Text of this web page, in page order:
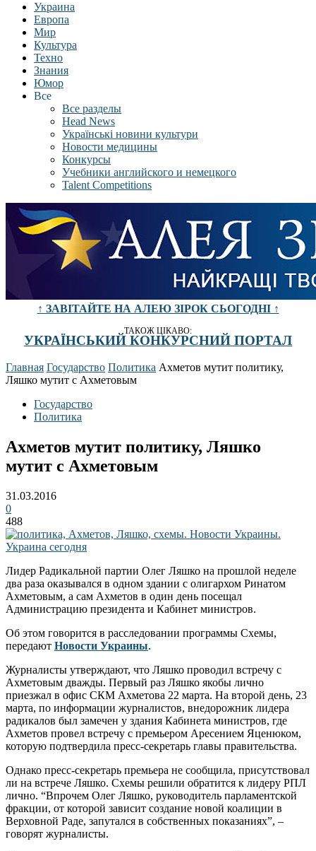
Украина
Европа
Мир
Культура
Техно
Знания
Юмор
Все
Все разделы
Head News
Українські новини культури
Новости медицины
Конкурсы
Учебники английского и немецкого
Talent Competitions
↑ ЗАВІТАЙТЕ НА АЛЕЮ ЗІРОК СЬОГОДНІ ↑
ТАКОЖ ЦІКАВО:
УКРАЇНСЬКИЙ КОНКУРСНИЙ ПОРТАЛ
Главная Государство Политика Ахметов мутит политику,
Ляшко мутит с Ахметовым
Государство
Политика
Ахметов мутит политику, Ляшко
мутит с Ахметовым
31.03.2016
0
488
Лидер Радикальной партии Олег Ляшко на прошлой неделе
два раза оказывался в одном здании с олигархом Ринатом
Ахметовым, а сам Ахметов в один день посещал
Администрацию президента и Кабинет министров.
Об этом говорится в расследовании программы Схемы,
передают Новости Украины.
Журналисты утверждают, что Ляшко проводил встречу с
Ахметовым дважды. Первый раз Ляшко якобы лично
приезжал в офис СКМ Ахметова 22 марта. На второй день, 23
марта, по информации журналистов, внедорожник лидера
радикалов был замечен у здания Кабинета министров, где
Ахметов провел встречу с премьером Аресением Яценюком,
которую подтвердила пресс-секретарь главы правительства.
Однако пресс-секретарь премьера не сообщила, присутствовал
ли на встрече Ляшко. Схемы решили обратится к лидеру РПЛ
лично. “Впрочем Олег Ляшко, руководитель парламентской
фракции, от которой зависит создание новой коалиции в
Верховной Раде, запутался в собственных показаниях”, –
говорят журналисты.